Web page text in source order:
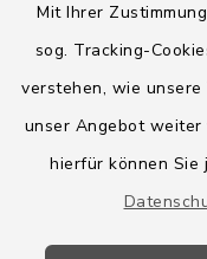
Mit Ihrer
sog. Tracking-
verstehen, wie
unser Angebot
hierfür können Sie
Quicklinks
Amt Boostedt-
Amtsbroschüre